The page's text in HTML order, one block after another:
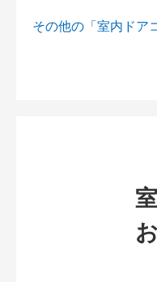
その他の「室内ドア